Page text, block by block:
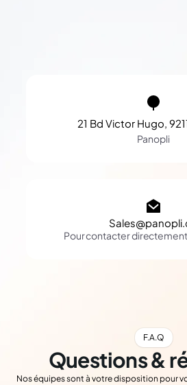
21 Bd Victor Hugo,
Panopli
Pour contacter
F.A.Q
Questions &
Nos équipes sont à votre disposition pour